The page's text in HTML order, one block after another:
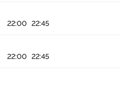
22:00 22:45
22:00 22:45